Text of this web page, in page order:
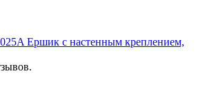
Ершик с настенным креплением,